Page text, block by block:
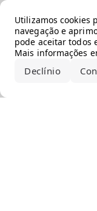
Utilizamos cookies
navegação e
pode aceitar todos
Mais informações
Declínio
Error